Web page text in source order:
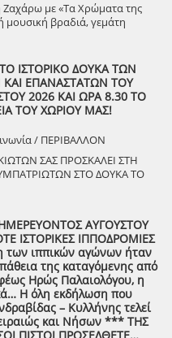
Ζαχάρω με «Τα Χρώματα της
βραδιά, γεμάτη
διοργανώνει ο Δήμος
Πολιτιστικού
στις 21:30, το προαύλιο
καθώς η Ορχήστρα «Τα
ένα ξεχωριστό μουσικό
να ενώσει ανθρώπους
της μουσικής και να
μια όμορφη καλοκαιρινή
στον πολιτισμό και να
ψυχαγωγία και συμμετοχή.
Γυμνασίου Ζαχάρως
ΙΣΤΟΡΙΚΟ ΔΟΥΚΑ ΤΩΝ
ΕΠΑΝΑΣΤΑΤΩΝ ΤΟΥ
2026 ΚΑΙ ΩΡΑ 8.30 ΤΟ
ΤΟΥ ΧΩΡΙΟΥ ΜΑΣ!
/ ΠΕΡΙΒΑΛΛΟΝ
ΣΑΣ ΠΡΟΣΚΑΛΕΙ ΣΤΗ
ΣΤΟ ΔΟΥΚΑ ΤΟ
το ριζιμιό μας και για
με το σπαθί στο χέρι
ΠΡΟΣΚΛΗΣΗ ΓΙΑ ΤΟ
για να ανοίξει το
σάς προσκαλεί στην
χωριό μας, το ΔΟΥΚΑ, σε
στις 13 Αυγούστου,
του χωριού με θέμα:
Δράσεις Διαφύλαξης και
Διομήδης Τόλιος, Διεύθυνση
ΑΥΓΟΥΣΤΟΥ
ΙΣΤΟΡΙΚΕΣ ΙΠΠΟΔΡΟΜΙΕΣ
ιππικών αγώνων ήταν
της καταγόμενης από
Ηρώς Παλαιολόγου, η
Η όλη εκδήλωση που
– Κυλλήνης τελεί
και Νήσων *** ΤΗΣ